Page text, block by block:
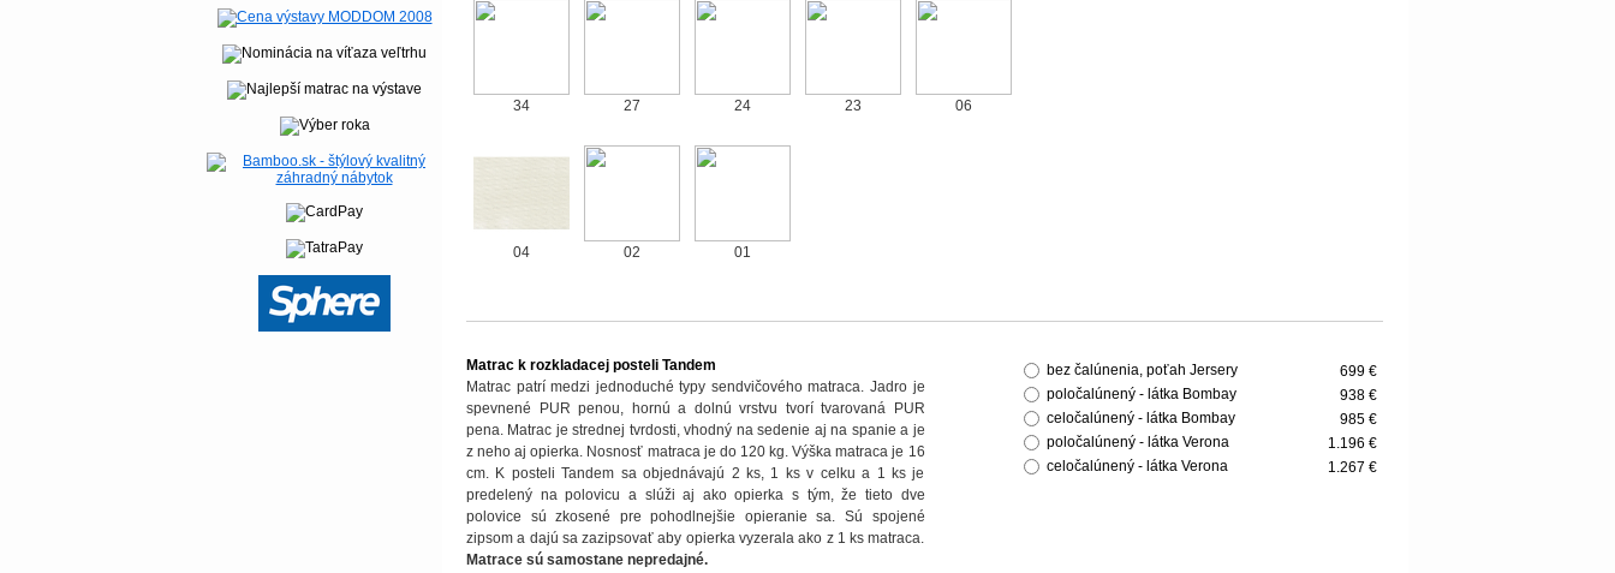
34 27 24 23 06
04 02 01
Matrac k rozkladacej posteli Tandem
Matrac patrí medzi jednoduché typy sendvičového matraca. Jadro je
spevnené PUR penou, hornú a dolnú vrstvu tvorí tvarovaná PUR
pena. Matrac je strednej tvrdosti, vhodný na sedenie aj na spanie a je
z neho aj opierka. Nosnosť matraca je do 120 kg. Výška matraca je 16
cm. K posteli Tandem sa objednávajú 2 ks, 1 ks v celku a 1 ks je
predelený na polovicu a slúži aj ako opierka s tým, že tieto dve
polovice sú zkosené pre pohodlnejšie opieranie sa. Sú spojené
zipsom a dajú sa zazipsovať aby opierka vyzerala ako z 1 ks matraca.
Matrace sú samostane nepredajné.
bez čalúnenia, poťah Jersery
699 €
poločalúnený - látka Bombay
938 €
celočalúnený - látka Bombay
985 €
poločalúnený - látka Verona
1.196 €
celočalúnený - látka Verona
1.267 €